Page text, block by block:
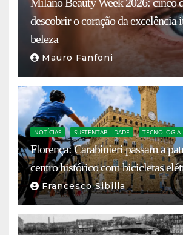
Milano Beauty Week 2026: cinco
descobrir o coração da excelência
beleza
Mauro Fanfoni
NOTÍCIAS SUSTENTABILIDADE TECNOLOGIA
Florença: Carabinieri passam a
centro histórico com bicicletas
Francesco Sibilla